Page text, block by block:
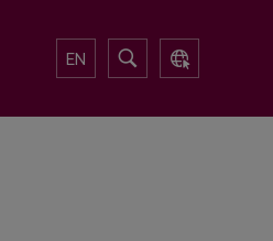
EN